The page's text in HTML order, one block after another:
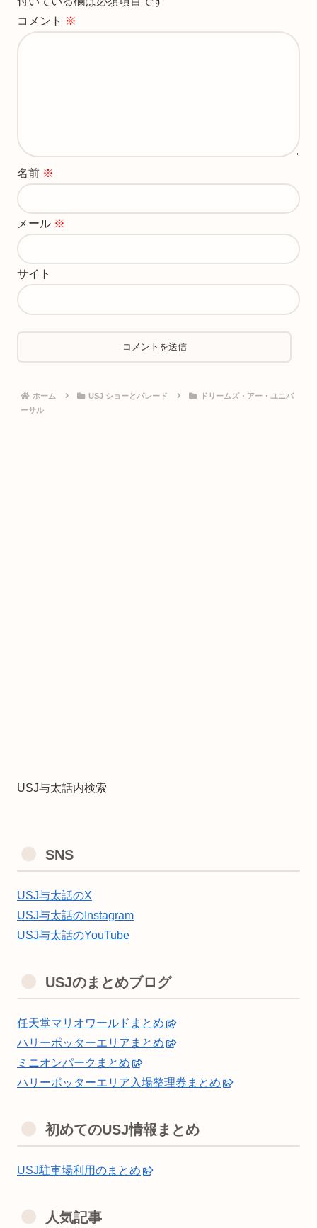
コメント ※
名前 ※
メール ※
サイト
ホーム USJ ショーとパレード
ドリームズ・アー・ユニバ
ーサル
USJ与太話内検索
SNS
USJ与太話のX
USJ与太話のInstagram
USJ与太話のYouTube
USJのまとめブログ
任天堂マリオワールドまとめ
ハリーポッターエリアまとめ
ミニオンパークまとめ
ハリーポッターエリア入場整理券まとめ
初めてのUSJ情報まとめ
USJ駐車場利用のまとめ
人気記事